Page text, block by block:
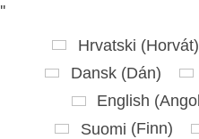
''
Hrvatski (Horvát)
Dansk(Dán)
English (Angol
Suomi (Finn)